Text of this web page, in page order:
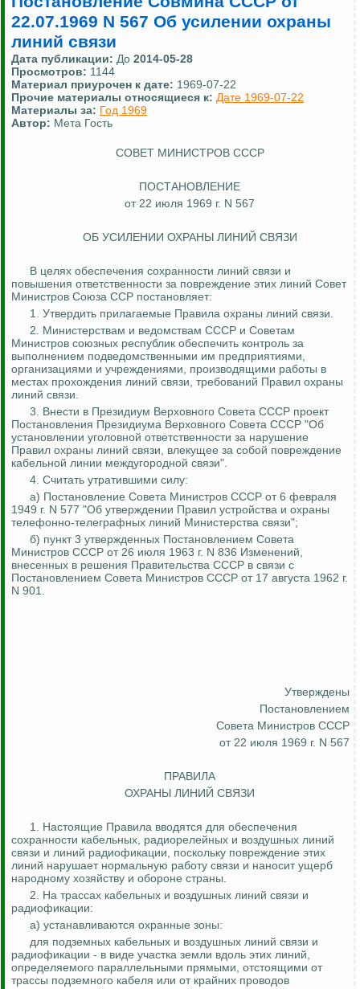
22.07.1969 N 567 Об усилении охраны
линий связи
Дата публикации: До 2014-05-28
Просмотров: 1144
Материал приурочен к дате: 1969-07-22
Прочие материалы относящиеся к: Дате 1969-07-22
Материалы за: Год 1969
Автор: Мета Гость
СОВЕТ МИНИСТРОВ СССР
ПОСТАНОВЛЕНИЕ
от 22 июля 1969 г. N 567
ОБ УСИЛЕНИИ ОХРАНЫ ЛИНИЙ СВЯЗИ
В целях обеспечения сохранности линий связи и
повышения ответственности за повреждение этих линий Совет
Министров Союза ССР постановляет:
1. Утвердить прилагаемые Правила охраны линий связи.
2. Министерствам и ведомствам СССР и Советам
Министров союзных республик обеспечить контроль за
выполнением подведомственными им предприятиями,
организациями и учреждениями, производящими работы в
местах прохождения линий связи, требований Правил охраны
линий связи.
3. Внести в Президиум Верховного Совета СССР проект
Постановления Президиума Верховного Совета СССР "Об
установлении уголовной ответственности за нарушение
Правил охраны линий связи, влекущее за собой повреждение
кабельной линии междугородной связи".
4. Считать утратившими силу:
а) Постановление Совета Министров СССР от 6 февраля
1949 г. N 577 "Об утверждении Правил устройства и охраны
телефонно-телеграфных линий Министерства связи";
б) пункт 3 утвержденных Постановлением Совета
Министров СССР от 26 июля 1963 г. N 836 Изменений,
внесенных в решения Правительства СССР в связи с
Постановлением Совета Министров СССР от 17 августа 1962 г.
N 901.
Утверждены
Постановлением
Совета Министров СССР
от 22 июля 1969 г. N 567
ПРАВИЛА
ОХРАНЫ ЛИНИЙ СВЯЗИ
1. Настоящие Правила вводятся для обеспечения
сохранности кабельных, радиорелейных и воздушных линий
связи и линий радиофикации, поскольку повреждение этих
линий нарушает нормальную работу связи и наносит ущерб
народному хозяйству и обороне страны.
2. На трассах кабельных и воздушных линий связи и
радиофикации:
а) устанавливаются охранные зоны:
для подземных кабельных и воздушных линий связи и
радиофикации - в виде участка земли вдоль этих линий,
определяемого параллельными прямыми, отстоящими от
трассы подземного кабеля или от крайних проводов